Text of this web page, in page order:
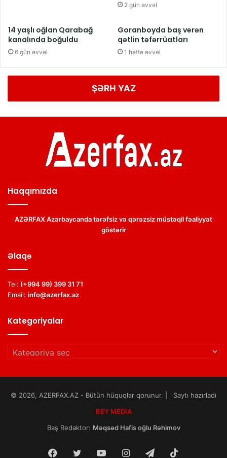
2 gün əvvəl
14 yaşlı oğlan Qarabağ
kanalında boğuldu
6 gün əvvəl
Goranboyda baş verən
qətlin təfərrüatları
1 həftə əvvəl
ŞƏRH YAZ
Haqqımızda
AZƏRFAX Azərbaycanda tərəfsiz və qərəzsiz müstəqil fəaliyyət
göstərir
Əlaqə
Tel: (+994 99) 399 31 71
Email: info@azerfax.az
Kategoriyalar
Kategoriyalar
© 2026, AZERFAX.AZ - Bütün hüquqlar qorunur. | Saytı hazırladı
BEY MEDİA
Baş Redaktor: Məqsəd Hafis oğlu Rəhimov
Facebook
TwitterYouTubeInstagram
Telegram